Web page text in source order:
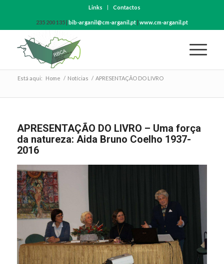
Links Contactos
235 200 135 | bib-arganil@cm-arganil.pt| www.cm-arganil.pt
Está aqui: Home / Notícias / APRESENTAÇÃO DO LIVRO
APRESENTAÇÃO DO LIVRO – Uma força
da natureza: Aida Bruno Coelho 1937-
2016